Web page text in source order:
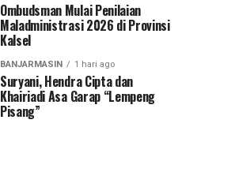
Ombudsman Mulai Penilaian
Maladministrasi 2026 di Provinsi
Kalsel
BANJARMASIN 1 hari ago
Suryani, Hendra Cipta dan
Khairiadi Asa Garap “Lempeng
Pisang”